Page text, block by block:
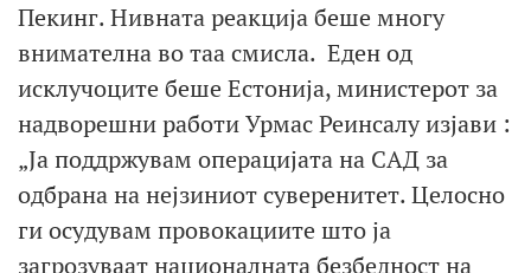
Пекинг. Нивната реакција беше многу
внимателна во таа смисла. Еден од
исклучоците беше Естонија, министерот за
надворешни работи Урмас Реинсалу изјави :
„Ја поддржувам операцијата на САД за
одбрана на нејзиниот суверенитет. Целосно
ги осудувам провокациите што ја
загрозуваат националната безбедност на